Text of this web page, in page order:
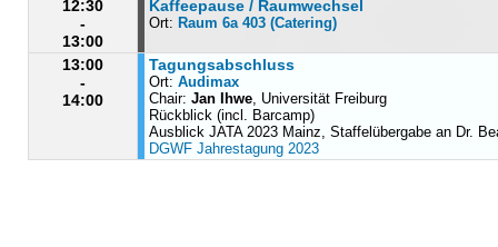
12:30
-
13:00
Kaffeepause / Raumwechsel
Ort: Raum 6a 403 (Catering)
13:00
-
14:00
Tagungsabschluss
Ort: Audimax
Chair: Jan Ihwe, Universität Freiburg
Rückblick (incl. Barcamp)
Ausblick JATA 2023 Mainz, Staffelübergabe an Dr.
DGWF Jahrestagung 2023